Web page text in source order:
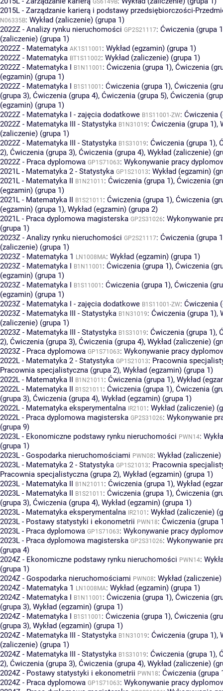
2015L - Zarządzanie karierą i podstawy przedsiębiorczości-
N06335B: Wykład (zaliczenie) (grupa 1)
2022Z - Analizy rynku nieruchomości GP2S21117: Ćwiczenia (grupa
(zaliczenie) (grupa 1)
2022Z - Matematyka AK1S11001 : Wykład (egzamin) (grupa 1)
2022Z - Matematyka BT1S11002: Wykład (zaliczenie) (grupa 1)
2022Z - Matematyka I B1N11001 : Ćwiczenia (grupa 1), Ćwiczenia
(egzamin) (grupa 1)
2022Z - Matematyka I B1S11001 : Ćwiczenia (grupa 1), Ćwiczenia
(grupa 3), Ćwiczenia (grupa 4), Ćwiczenia (grupa 5), Ćwiczenia
(egzamin) (grupa 1)
2022Z - Matematyka I - zajęcia dodatkowe B1S11001-ZW: Ćwiczenia
2022Z - Matematyka III - Statystyka B1N31019: Ćwiczenia (grupa 1),
(zaliczenie) (grupa 1)
2022Z - Matematyka III - Statystyka B1S31019: Ćwiczenia (grupa 1),
2), Ćwiczenia (grupa 3), Ćwiczenia (grupa 4), Wykład (zaliczenie)
2022Z - Praca dyplomowa GP1S71063: Wykonywanie pracy
2021L - Matematyka 2 - Statystyka GP1S21013: Wykład (egzamin)
2021L - Matematyka II B1N21011 : Ćwiczenia (grupa 1), Ćwiczenia
(egzamin) (grupa 1)
2021L - Matematyka II B1S21011 : Ćwiczenia (grupa 1), Ćwiczenia
(egzamin) (grupa 1), Wykład (egzamin) (grupa 2)
2021L - Praca dyplomowa magisterska GP2S31026: Wykonywanie
(grupa 1)
2023Z - Analizy rynku nieruchomości GP2S21117: Ćwiczenia (grupa
(zaliczenie) (grupa 1)
2023Z - Matematyka 1 LN1008MA: Wykład (egzamin) (grupa 1)
2023Z - Matematyka I B1N11001 : Ćwiczenia (grupa 1), Ćwiczenia
(egzamin) (grupa 1)
2023Z - Matematyka I B1S11001 : Ćwiczenia (grupa 1), Ćwiczenia
(egzamin) (grupa 1)
2023Z - Matematyka I - zajęcia dodatkowe B1S11001-ZW: Ćwiczenia
2023Z - Matematyka III - Statystyka B1N31019: Ćwiczenia (grupa 1),
(zaliczenie) (grupa 1)
2023Z - Matematyka III - Statystyka B1S31019: Ćwiczenia (grupa 1),
2), Ćwiczenia (grupa 3), Ćwiczenia (grupa 4), Wykład (zaliczenie)
2023Z - Praca dyplomowa GP1S71063: Wykonywanie pracy
2022L - Matematyka 2 - Statystyka GP1S21013: Pracownia
Pracownia specjalistyczna (grupa 2), Wykład (egzamin) (grupa 1)
2022L - Matematyka II B1N21011 : Ćwiczenia (grupa 1), Wykład
2022L - Matematyka II B1S21011 : Ćwiczenia (grupa 1), Ćwiczenia
(grupa 3), Ćwiczenia (grupa 4), Wykład (egzamin) (grupa 1)
2022L - Matematyka eksperymentalna IR2101 : Wykład (zaliczenie)
2022L - Praca dyplomowa magisterska GP2S31026: Wykonywanie
(grupa 9)
2023L - Ekonomiczne podstawy rynku nieruchomości PWN14:
(grupa 1)
2023L - Gospodarka nieruchomościami PWN08: Wykład
2023L - Matematyka 2 - Statystyka GP1S21013: Pracownia
Pracownia specjalistyczna (grupa 2), Wykład (egzamin) (grupa 1)
2023L - Matematyka II B1N21011 : Ćwiczenia (grupa 1), Wykład
2023L - Matematyka II B1S21011 : Ćwiczenia (grupa 1), Ćwiczenia
(grupa 3), Ćwiczenia (grupa 4), Wykład (egzamin) (grupa 1)
2023L - Matematyka eksperymentalna IR2101 : Wykład (zaliczenie)
2023L - Postawy statystyki i ekonometrii PWN18: Ćwiczenia (grupa
2023L - Praca dyplomowa GP1S71063: Wykonywanie pracy
2023L - Praca dyplomowa magisterska GP2S31026: Wykonywanie
(grupa 4)
2024Z - Ekonomiczne podstawy rynku nieruchomości PWN14:
(grupa 1)
2024Z - Gospodarka nieruchomościami PWN08: Wykład
2024Z - Matematyka 1 LN1008MA: Wykład (egzamin) (grupa 1)
2024Z - Matematyka I B1N11001 : Ćwiczenia (grupa 1), Ćwiczenia
(grupa 3), Wykład (egzamin) (grupa 1)
2024Z - Matematyka I B1S11001 : Ćwiczenia (grupa 1), Ćwiczenia
(grupa 3), Wykład (egzamin) (grupa 1)
2024Z - Matematyka III - Statystyka B1N31019: Ćwiczenia (grupa 1),
(zaliczenie) (grupa 1)
2024Z - Matematyka III - Statystyka B1S31019: Ćwiczenia (grupa 1),
2), Ćwiczenia (grupa 3), Ćwiczenia (grupa 4), Wykład (zaliczenie)
2024Z - Postawy statystyki i ekonometrii PWN18: Ćwiczenia (grupa
2024Z - Praca dyplomowa GP1S71063: Wykonywanie pracy